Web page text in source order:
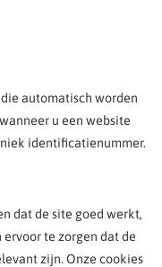
automatisch worden
u een website
identificatienummer.
dat de site goed werkt,
te zorgen dat de
zijn. Onze cookies